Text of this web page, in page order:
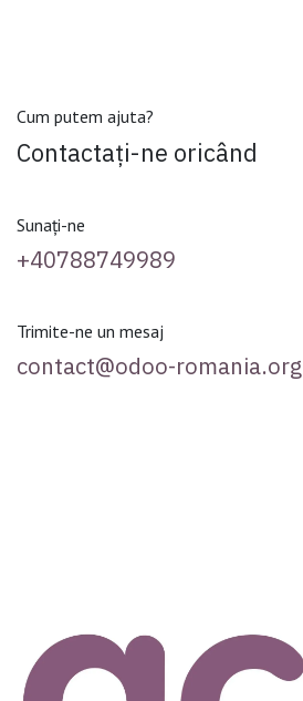
Cum putem ajuta?
Contactați-ne oricând
Sunați-ne
+40788749989
Trimite-ne un mesaj
contact@odoo-romania.org